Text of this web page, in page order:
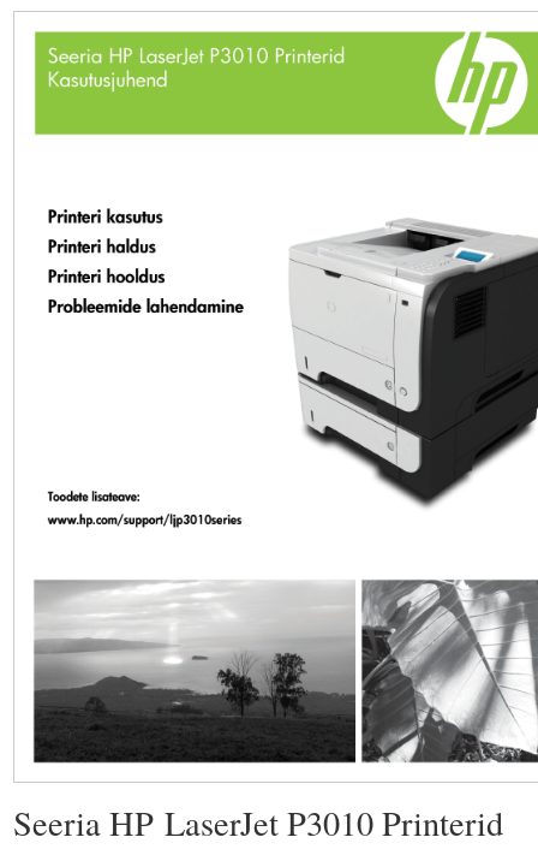
Seeria HP LaserJet P3010 Printerid